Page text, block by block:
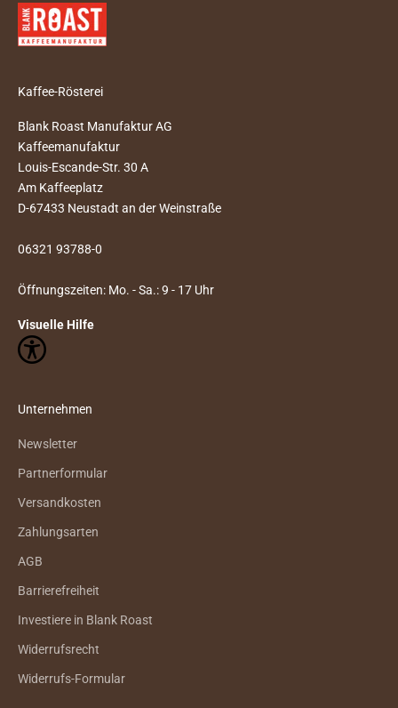
Kaffee-Rösterei
Blank Roast Manufaktur AG
Kaffeemanufaktur
Louis-Escande-Str. 30 A
Am Kaffeeplatz
D-67433 Neustadt an der Weinstraße
06321 93788-0
Öffnungszeiten: Mo. - Sa.: 9 - 17 Uhr
Visuelle Hilfe
Unternehmen
Newsletter
Partnerformular
Versandkosten
Zahlungsarten
AGB
Barrierefreiheit
Investiere in Blank Roast
Widerrufsrecht
Widerrufs-Formular